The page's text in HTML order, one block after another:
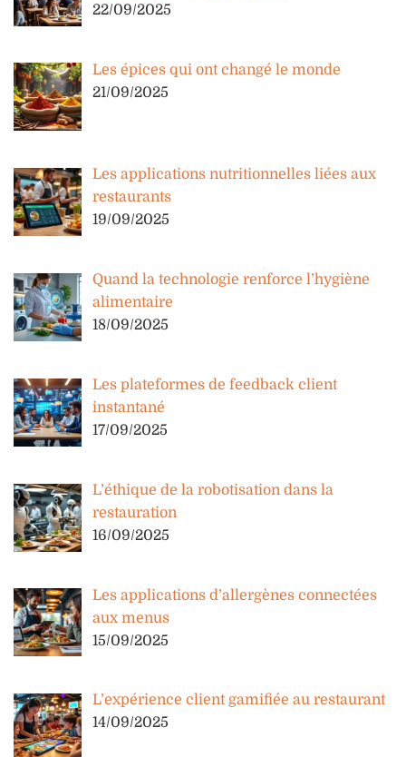
22/09/2025
Les épices qui ont changé le monde
21/09/2025
Les applications nutritionnelles liées aux
restaurants
19/09/2025
Quand la technologie renforce l’hygiène
alimentaire
18/09/2025
Les plateformes de feedback client
instantané
17/09/2025
L’éthique de la robotisation dans la
restauration
16/09/2025
Les applications d’allergènes connectées
aux menus
15/09/2025
L’expérience client gamifiée au restaurant
14/09/2025